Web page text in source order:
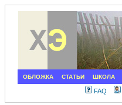
ОБЛОЖКА СТАТЬИ ШКОЛА
FAQ